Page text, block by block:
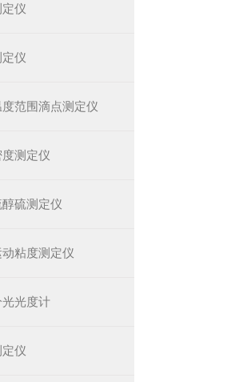
仪
仪
范围滴点测定仪
测定仪
硫测定仪
粘度测定仪
光度计
仪